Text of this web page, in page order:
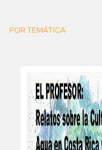
POR TEMÁTICA